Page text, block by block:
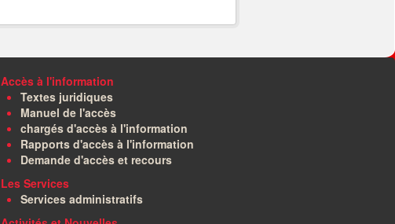
Accès à l'information
Textes juridiques
Manuel de l'accès
chargés d'accès à l'information
Rapports d'accès à l'information
Demande d'accès et recours
Les Services
Services administratifs